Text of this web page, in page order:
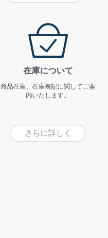
在庫について
商品在庫、在庫表記に関してご案
内いたします。
さらに詳しく